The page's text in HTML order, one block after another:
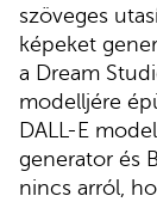
szöveges
képeket
a Dream
modelljére
DALL-E
generator és
nincs arról,